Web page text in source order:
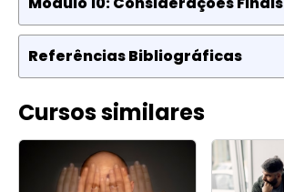
Referências Bibliográficas
Cursos similares